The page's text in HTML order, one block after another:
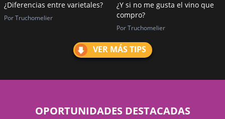
¿Diferencias entre varietales?
Por Truchomelier
¿Y si no me gusta el vino que
compro?
Por Truchomelier
VER MÁS TIPS
OPORTUNIDADES DESTACADAS